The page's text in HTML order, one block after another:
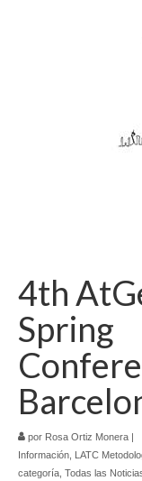
Todas las
4th
Spring
por Rosa Ortiz Monera |
Información LATC
categoría Todas las